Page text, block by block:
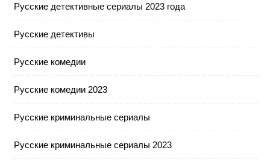
Русские детективные сериалы 2023 года
Русские детективы
Русские комедии
Русские комедии 2023
Русские криминальные сериалы
Русские криминальные сериалы 2023